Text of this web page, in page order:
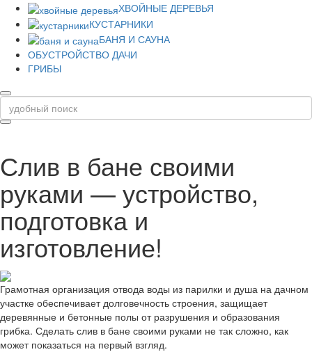
ХВОЙНЫЕ ДЕРЕВЬЯ
КУСТАРНИКИ
БАНЯ И САУНА
ОБУСТРОЙСТВО ДАЧИ
ГРИБЫ
Слив в бане своими
руками — устройство,
подготовка и
изготовление!
Грамотная организация отвода воды из парилки и душа на дачном
участке обеспечивает долговечность строения, защищает
деревянные и бетонные полы от разрушения и образования
грибка. Сделать слив в бане своими руками не так сложно, как
может показаться на первый взгляд.